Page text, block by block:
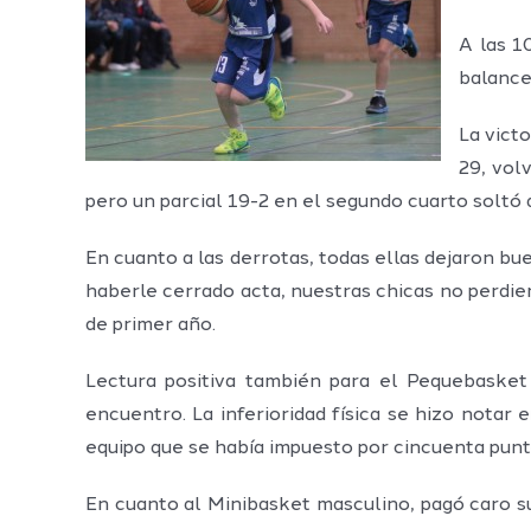
A las
La
29,
pero un parcial 19-2 en el segundo cuarto soltó
En cuanto a las derrotas, todas ellas dejaron
haberle cerrado acta, nuestras chicas no
de primer año.
Lectura positiva también para el
encuentro. La inferioridad física se hizo notar
equipo que se había impuesto por cincuenta
En cuanto al Minibasket masculino, pagó